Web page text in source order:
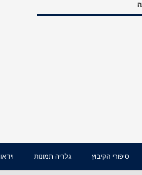
סיפורי הקיבוץ גלריה תמונות וידאו